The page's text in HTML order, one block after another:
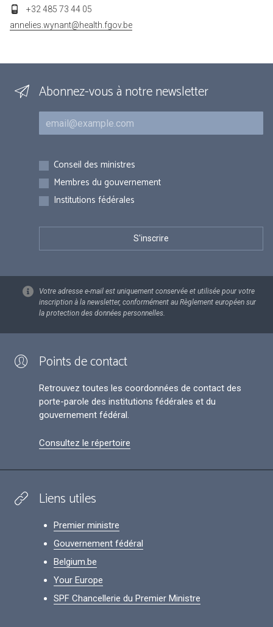
+32 485 73 44 05
annelies.wynant@health.fgov.be
Abonnez-vous à notre newsletter
Courriel
Inscriptions
Conseil des ministres
Membres du gouvernement
Institutions fédérales
Votre adresse e-mail est uniquement conservée et utilisée pour votre
inscription à la newsletter, conformément au Règlement européen sur
la protection des données personnelles.
Points de contact
Retrouvez toutes les coordonnées de contact des
porte-parole des institutions fédérales et du
gouvernement fédéral.
Consultez le répertoire
Liens utiles
Premier ministre
Gouvernement fédéral
Belgium.be
Your Europe
SPF Chancellerie du Premier Ministre